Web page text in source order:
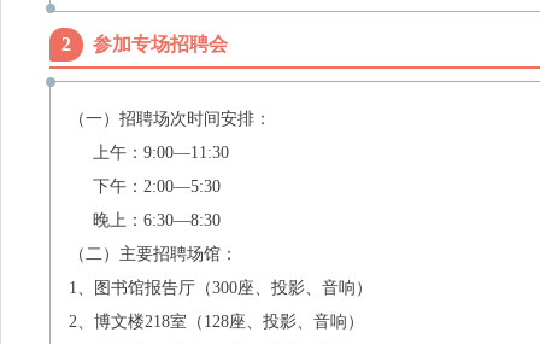
2 参加专场招聘会
（一） 招聘场次时间安排：
上午： 9:00—11:30
下午： 2:00—5:30
晚上： 6:30—8:30
（二） 主要招聘场馆：
1、
图书馆报告厅（300座、投影、音响）
2、 博文楼218室（ 128座、投影、音响）